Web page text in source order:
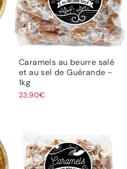
Caramels au beurre salé
et au sel de Guérande -
1kg
23,90€